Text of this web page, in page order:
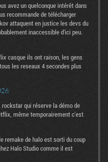
avez un quelconque intérêt dans
recommande de télécharger
attaquent en justice les devs du
inaccessible d'ici peu.
casque ils ont raison, les gens
les reseaux 4 secondes plus
rockstar qui réserve la démo de
même temporairement c'est
remake de halo est sorti du coup
Halo Studio comme il est